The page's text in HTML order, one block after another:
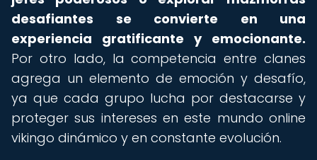
desafiantes se convierte en una
experiencia gratificante y emocionante.
Por otro lado, la competencia entre clanes
agrega un elemento de emoción y desafío,
ya que cada grupo lucha por destacarse y
proteger sus intereses en este mundo online
vikingo dinámico y en constante evolución.